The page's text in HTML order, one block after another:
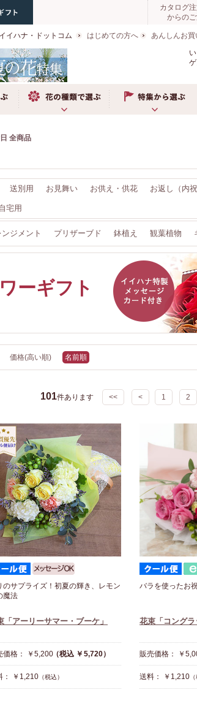
カタログ
からの
イハナ・ドットコム はじめての方へ あんしんお買
全商品
送別用 お見舞い お供え・供花 お返し（内祝
宅用
ンジメント プリザーブド 鉢植え 観葉植物
ーギフト
価格(高い順) 名前順
101件あります << < 1 2
のサプライズ！初夏の輝き、レモン
魔法
「アーリーサマー・ブーケ」
価格： ￥5,200（税込 ￥5,720）
： ￥1,210 （税込）
バラを使ったお
花束「コングラ
販売価格： ￥
送料： ￥1,210